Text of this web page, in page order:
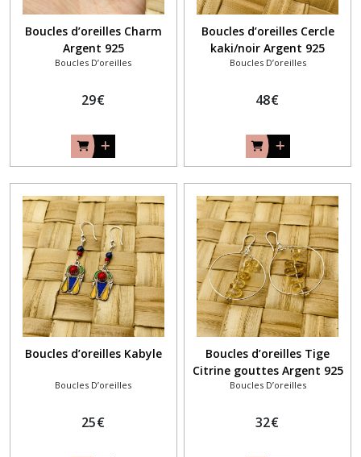
Boucles d’oreilles Charm
Argent 925
Boucles D’oreilles
29€
Boucles d’oreilles Cercle
kaki/noir Argent 925
Boucles D’oreilles
48€
Boucles d’oreilles Kabyle
Boucles D’oreilles
25€
Boucles d’oreilles Tige
Citrine gouttes Argent 925
Boucles D’oreilles
32€